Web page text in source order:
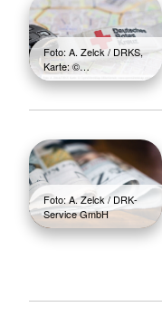
Foto: A. Zelck / DRKS,
Karte: ©…
Foto: A. Zelck / DRK-
Service GmbH